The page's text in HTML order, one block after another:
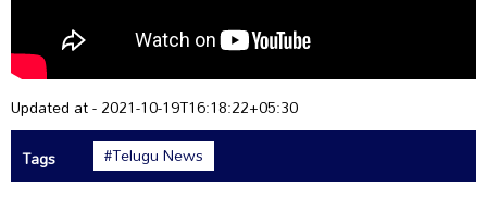
Updated at - 2021-10-19T16:18:22+05:30
Tags
#Telugu News